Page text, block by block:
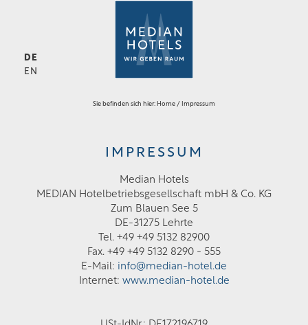
DE
EN
Sie befinden sich hier: Home / Impressum
IMPRESSUM
Median Hotels
MEDIAN Hotelbetriebsgesellschaft mbH & Co. KG
Zum Blauen See 5
DE-31275 Lehrte
Tel. +49 +49 5132 82900
Fax. +49 +49 5132 8290 - 555
E-Mail: info@median-hotel.de
Internet: www.median-hotel.de